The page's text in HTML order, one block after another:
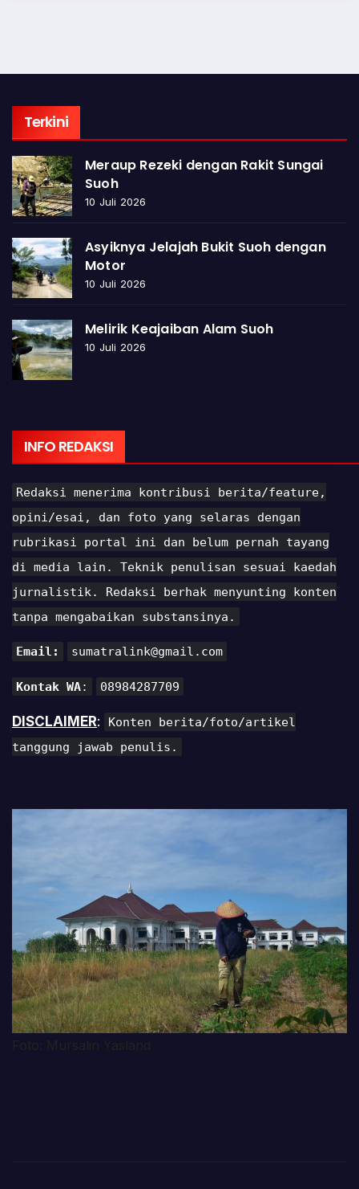
Terkini
Meraup Rezeki dengan Rakit Sungai
Suoh
10 Juli 2026
Asyiknya Jelajah Bukit Suoh dengan
Motor
10 Juli 2026
Melirik Keajaiban Alam Suoh
10 Juli 2026
INFO REDAKSI
Redaksi menerima kontribusi berita/feature,
opini/esai, dan foto yang selaras dengan
rubrikasi portal ini dan belum pernah tayang
di media lain. Teknik penulisan sesuai kaedah
jurnalistik. Redaksi berhak menyunting konten
tanpa mengabaikan substansinya.
Email: sumatralink@gmail.com
Kontak WA: 08984287709
DISCLAIMER:
Konten berita/foto/artikel
tanggung jawab penulis.